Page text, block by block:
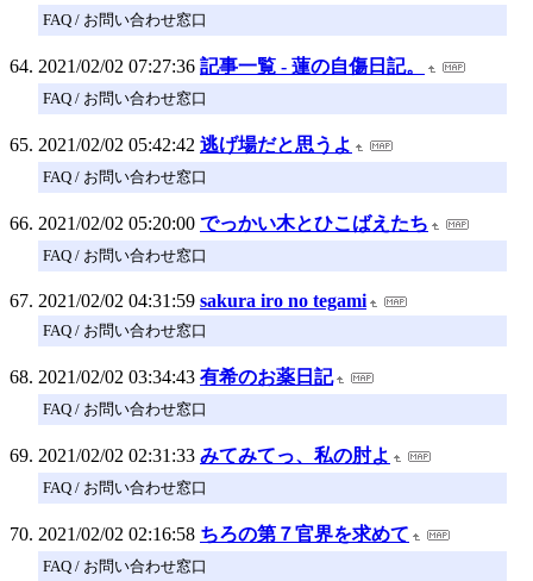
FAQ / お問い合わせ窓口
2021/02/02 07:27:36 記事一覧 - 蓮の自傷日記。
FAQ / お問い合わせ窓口
2021/02/02 05:42:42 逃げ場だと思うよ
FAQ / お問い合わせ窓口
2021/02/02 05:20:00 でっかい木とひこばえたち
FAQ / お問い合わせ窓口
2021/02/02 04:31:59 sakura iro no tegami
FAQ / お問い合わせ窓口
2021/02/02 03:34:43 有希のお薬日記
FAQ / お問い合わせ窓口
2021/02/02 02:31:33 みてみてっ、私の肘よ
FAQ / お問い合わせ窓口
2021/02/02 02:16:58 ちろの第７官界を求めて
FAQ / お問い合わせ窓口